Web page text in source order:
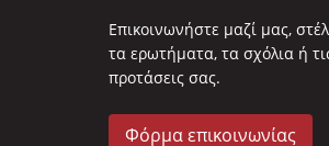
Επικοινωνήστε μαζί μας,
τα ερωτήματα, τα σχόλια ή
προτάσεις σας.
Φόρμα επικοινωνίας